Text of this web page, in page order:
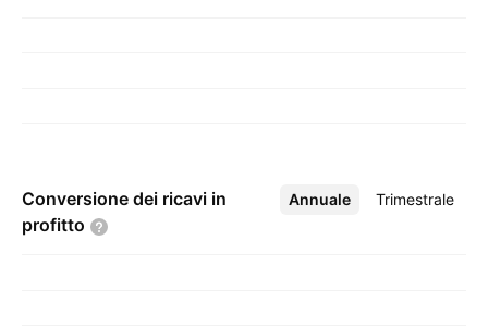
Conversione dei ricavi in
profitto
Annuale Trimestrale
Altro